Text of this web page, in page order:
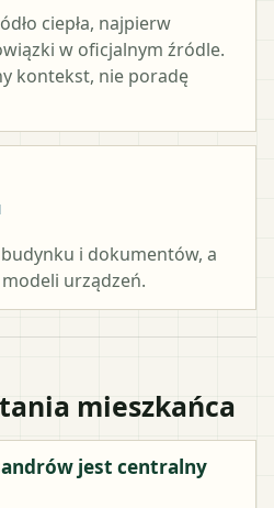
ciepła, najpierw
w oficjalnym źródle.
kontekst, nie poradę
i dokumentów, a
urządzeń.
mieszkańca
jest centralny